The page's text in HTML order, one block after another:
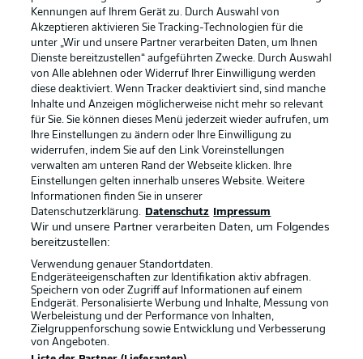
BUNDESLIGA-GRUPPE
Sprachauswahl
Deutsch Anzeige Modus
Login
Football as it's meant to be
BUNDESLIGA APP
Offizielle Partner
Kennungen auf Ihrem Gerät zu. Durch Auswahl von
Akzeptieren aktivieren Sie Tracking-Technologien für die
unter „Wir und unsere Partner verarbeiten Daten, um Ihnen
Dienste bereitzustellen“ aufgeführten Zwecke. Durch Auswahl
von Alle ablehnen oder Widerruf Ihrer Einwilligung werden
diese deaktiviert. Wenn Tracker deaktiviert sind, sind manche
Inhalte und Anzeigen möglicherweise nicht mehr so relevant
für Sie. Sie können dieses Menü jederzeit wieder aufrufen, um
Ihre Einstellungen zu ändern oder Ihre Einwilligung zu
widerrufen, indem Sie auf den Link Voreinstellungen
verwalten am unteren Rand der Webseite klicken. Ihre
Einstellungen gelten innerhalb unseres Website. Weitere
Informationen finden Sie in unserer
Datenschutzerklärung.
Datenschutz Impressum
Wir und unsere Partner verarbeiten Daten, um Folgendes
bereitzustellen:
Verwendung genauer Standortdaten.
Endgeräteeigenschaften zur Identifikation aktiv abfragen.
Speichern von oder Zugriff auf Informationen auf einem
Endgerät. Personalisierte Werbung und Inhalte, Messung von
Werbeleistung und der Performance von Inhalten,
Zielgruppenforschung sowie Entwicklung und Verbesserung
von Angeboten.